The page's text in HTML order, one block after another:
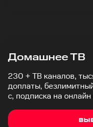
Домашнее ТВ
230 + ТВ каналов,
доплаты,
с, подписка на онлайн